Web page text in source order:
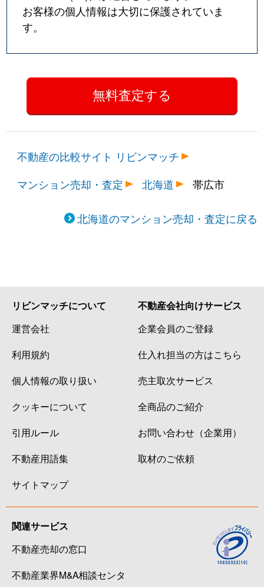
お客様の個人情報は大切に保護されていま
す。
不動産の比較サイト リビンマッチ
マンション売却・査定
北海道 帯広市
北海道のマンション売却・査定に戻る
リビンマッチについて
運営会社
利用規約
個人情報の取り扱い
クッキーについて
引用ルール
不動産用語集
サイトマップ
不動産会社向けサービス
企業会員のご登録
仕入れ担当の方はこちら
売主取次サービス
全商品のご紹介
お問い合わせ（企業用）
取材のご依頼
関連サービス
不動産売却の窓口
不動産業界M&A相談センタ